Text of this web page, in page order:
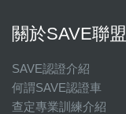
關於SAVE聯盟
SAVE認證介紹
何謂SAVE認證車
查定專業訓練介紹